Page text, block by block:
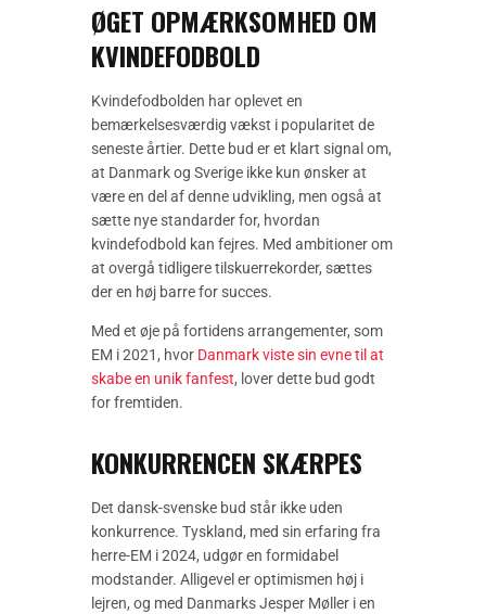
ØGET OPMÆRKSOMHED OM
KVINDEFODBOLD
Kvindefodbolden har oplevet en
bemærkelsesværdig vækst i popularitet de
seneste årtier. Dette bud er et klart signal om,
at Danmark og Sverige ikke kun ønsker at
være en del af denne udvikling, men også at
sætte nye standarder for, hvordan
kvindefodbold kan fejres. Med ambitioner om
at overgå tidligere tilskuerrekorder, sættes
der en høj barre for succes.
Med et øje på fortidens arrangementer, som
EM i 2021, hvor Danmark viste sin evne til at
skabe en unik fanfest, lover dette bud godt
for fremtiden.
KONKURRENCEN SKÆRPES
Det dansk-svenske bud står ikke uden
konkurrence. Tyskland, med sin erfaring fra
herre-EM i 2024, udgør en formidabel
modstander. Alligevel er optimismen høj i
lejren, og med Danmarks Jesper Møller i en